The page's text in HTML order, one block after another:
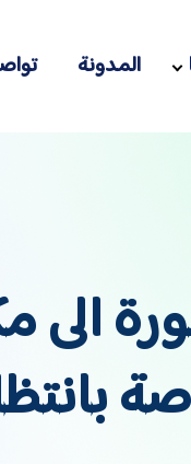
المدونة